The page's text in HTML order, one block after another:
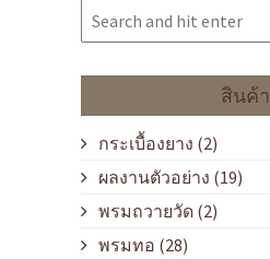
สินค้า
กระเบื้องยาง (2)
ผลงานตัวอย่าง (19)
พรมถวายวัด (2)
พรมทอ (28)